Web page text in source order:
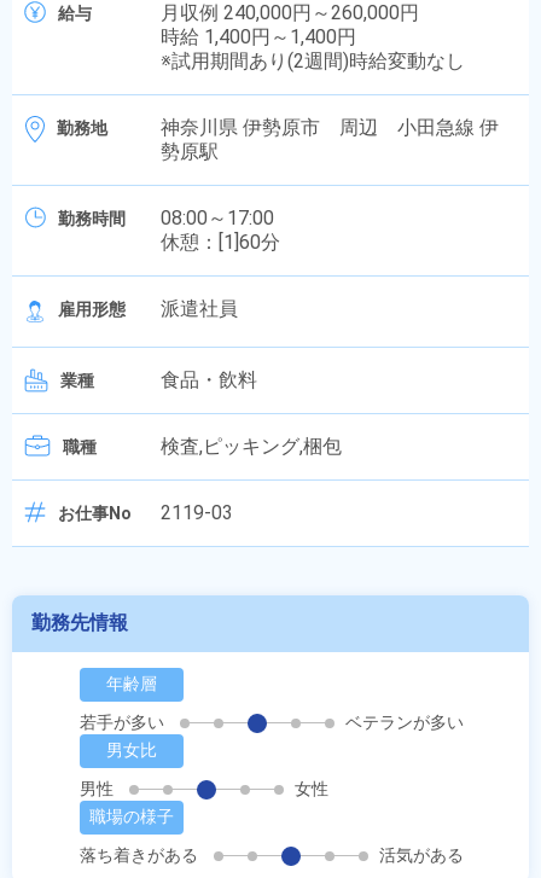
給与
月収例 240,000円～260,000円
時給 1,400円～1,400円
※試用期間あり(2週間)時給変動なし
勤務地
神奈川県 伊勢原市 周辺 小田急線 伊
勢原駅
勤務時間
08:00～17:00
休憩：[1]60分
雇用形態 派遣社員
業種 食品・飲料
職種 検査,ピッキング,梱包
お仕事No 2119-03
勤務先情報
年齢層
若手が多い
ベテランが多い
男女比
男性
女性
職場の様子
落ち着きがある
活気がある